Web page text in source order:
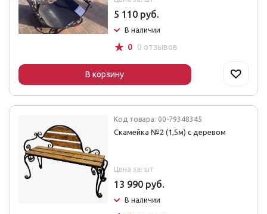
5 110 руб.
В наличии
☆ 0 0 отзывов
В корзину
Код товара: 00-79348345
Скамейка №2 (1,5м) с деревом
Цена за: шт
13 990 руб.
В наличии